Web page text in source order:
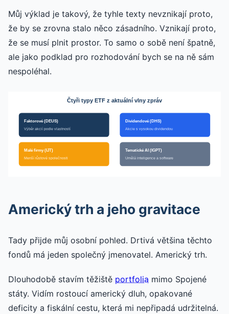
Můj výklad je takový, že tyhle texty nevznikají proto,
že by se zrovna stalo něco zásadního. Vznikají proto,
že se musí plnit prostor. To samo o sobě není špatně,
ale jako podklad pro rozhodování bych se na ně sám
nespoléhal.
Čtyři typy ETF z aktuální vlny zpráv
Faktorové (DEUS)
Výběr akcií podle vlastností
Dividendové (DHS)
Akcie s vysokou dividendou
Malé firmy (IJT)
Menší růstové společnosti
Tematické AI (IGPT)
Umělá inteligence a software
Americký trh a jeho gravitace
Tady přijde můj osobní pohled. Drtivá většina těchto
fondů má jeden společný jmenovatel. Americký trh.
Dlouhodobě stavím těžiště portfolia mimo Spojené
státy. Vidím rostoucí americký dluh, opakované
deficity a fiskální cestu, která mi nepřipadá udržitelná.